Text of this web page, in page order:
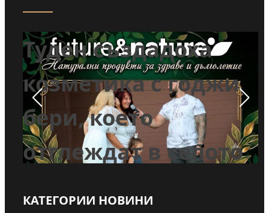
Майка и дъщеря от
Туден създадоха
козметика с годжи
бери, което
отглеждат в селото
Прочети
КАТЕГОРИИ НОВИНИ